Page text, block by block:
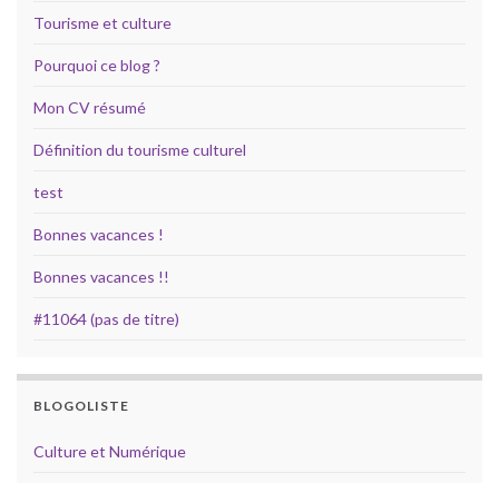
Tourisme et culture
Pourquoi ce blog ?
Mon CV résumé
Définition du tourisme culturel
test
Bonnes vacances !
Bonnes vacances !!
#11064 (pas de titre)
BLOGOLISTE
Culture et Numérique